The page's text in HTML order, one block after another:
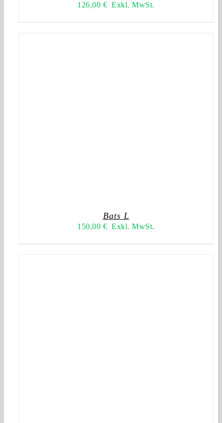
126,00 € Exkl. MwSt.
Bats L
150,00 € Exkl. MwSt.